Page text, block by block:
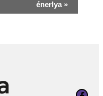
énerlya »